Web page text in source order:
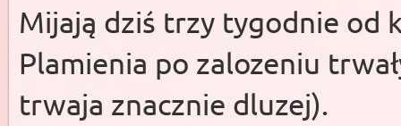
Mijają dziś trzy tygodnie od
Plamienia po zalozeniu
trwaja znacznie dluzej).